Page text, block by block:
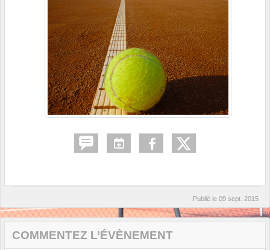
Publié le 09 sept. 2015
COMMENTEZ L’ÉVÈNEMENT